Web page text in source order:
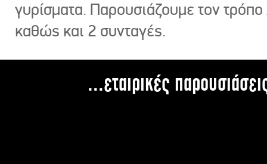
γυρίσματα. Παρουσιάζουμε τον
καθώς και 2 συνταγές.
...εταιρικές